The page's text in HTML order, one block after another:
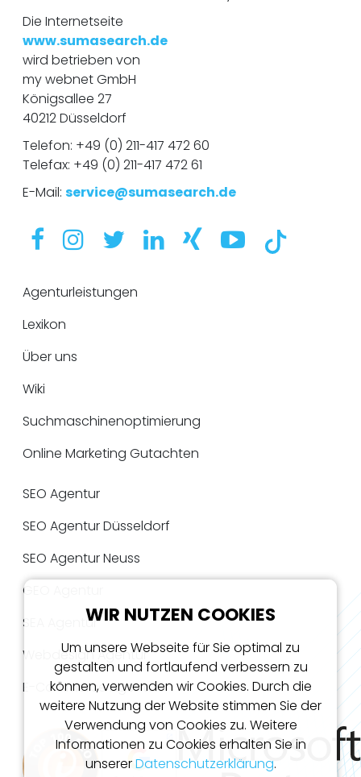
Die Internetseite
www.sumasearch.de
wird betrieben von
my webnet GmbH
Königsallee 27
40212 Düsseldorf
Telefon: +49 (0) 211-417 472 60
Telefax: +49 (0) 211-417 472 61
E-Mail: service@sumasearch.de
Agenturleistungen
Lexikon
Über uns
Wiki
Suchmaschinenoptimierung
Online Marketing Gutachten
SEO Agentur
SEO Agentur Düsseldorf
SEO Agentur Neuss
GEO Agentur
SEA Agentur
Webdesign Agentur
E-Commerce Agentur
WIR NUTZEN COOKIES
Um unsere Webseite für Sie optimal zu
gestalten und fortlaufend verbessern zu
können, verwenden wir Cookies. Durch die
weitere Nutzung der Website stimmen Sie der
Verwendung von Cookies zu. Weitere
Informationen zu Cookies erhalten Sie in
unsererDatenschutzerklärung.